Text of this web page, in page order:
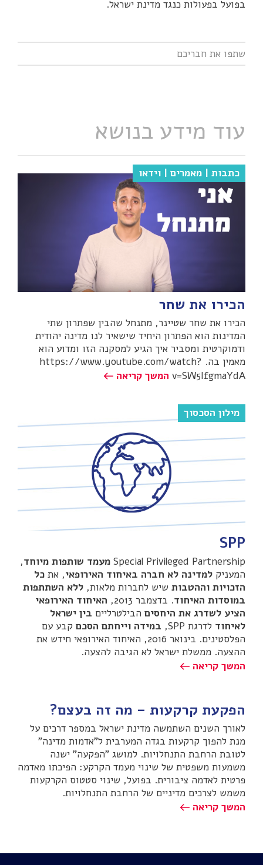
בפועל בפעולות כנגד מדינת ישראל.
עוד מידע בנושא
כתבות | מאמרים | וידאו
הכירו את שחר
הכירו את שחר שטיינר, מתנחל שהבין שפתרון שתי
המדינות הוא הפתרון היחיד שישאיר לנו מדינה יהודית
ודמוקרטית ומסביר איך הגיע למסקנה הזו ומדוע הוא
מאמין בה. https://www.youtube.com/watch?
v=SW5IfgmaYdA המשך קריאה
מילון הסכסוך
SPP
Special Privileged Partnership מעמד שותפות מיוחד,
המעניק למדינה לא חברה באיחוד האירופאי, את כל
הזכויות וההטבות שיש לחברות מלאות, ללא השתתפות
במוסדות האיחוד. בדצמבר 2013,
האיחוד האירופאי
הציע לשדרג את היחסים הבילטרליים בין ישראל
לאיחוד לדרגת SPP, במידה וייחתם הסכם קבע עם
הפלסטינים. בינואר 2016, האיחוד האירופאי חידש את
ההצעה. ממשלת ישראל לא הגיבה להצעה.
המשך קריאה
הפקעת קרקעות – מה זה בעצם?
לאורך השנים השתמשה מדינת ישראל במספר דרכים על
מנת להפוך קרקעות בגדה המערבית ל"אדמות מדינה"
לטובת הרחבת התנחלויות. למושג "הפקעה" ישנה
משמעות משפטית של שינוי מעמד הקרקע: הפיכתו מאדמה
פרטית לאדמה ציבורית. בפועל, שינוי סטטוס הקרקעות
משמש לצרכים מדיניים של הרחבת התנחלויות.
המשך קריאה